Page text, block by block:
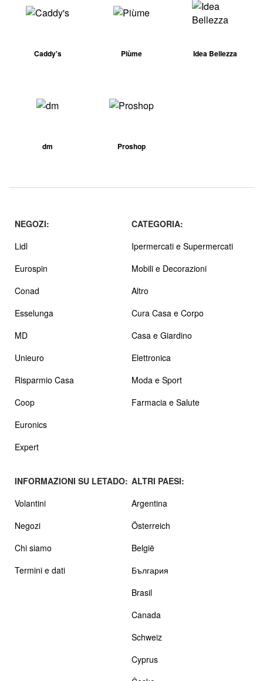
Caddy's Piùme Idea Bellezza
dm Proshop
NEGOZI:
Lidl
Eurospin
Conad
Esselunga
MD
Unieuro
Risparmio Casa
Coop
Euronics
Expert
CATEGORIA:
Ipermercati e Supermercati
Mobili e Decorazioni
Altro
Cura Casa e Corpo
Casa e Giardino
Elettronica
Moda e Sport
Farmacia e Salute
INFORMAZIONI SU LETADO:
Volantini
Negozi
Chi siamo
Termini e dati
ALTRI PAESI:
Argentina
Österreich
België
България
Brasil
Canada
Schweiz
Cyprus